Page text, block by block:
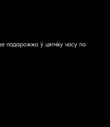
падарожжа ў цягніку часу па